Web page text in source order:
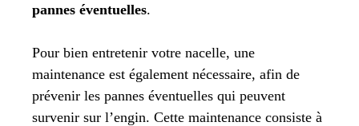
pannes éventuelles.
Pour bien entretenir votre nacelle, une
maintenance est également nécessaire, afin de
prévenir les pannes éventuelles qui peuvent
survenir sur l’engin. Cette maintenance consiste à